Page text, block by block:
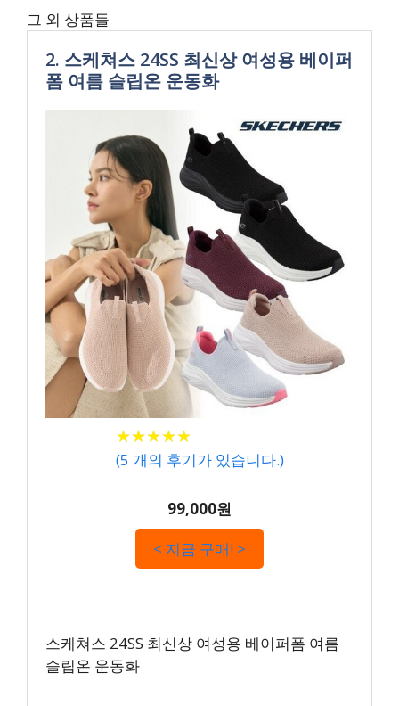
그 외 상품들
2. 스케쳐스 24SS 최신상 여성용 베이퍼
폼 여름 슬립온 운동화
★★★★★
★★★★★
(5 개의 후기가 있습니다.)
99,000원
< 지금 구매! >
스케쳐스 24SS 최신상 여성용 베이퍼폼 여름
슬립온 운동화